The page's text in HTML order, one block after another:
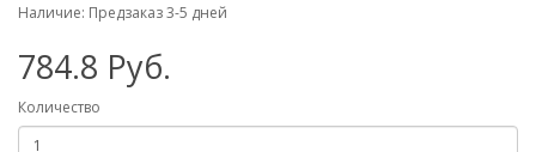
Наличие: Предзаказ 3-5 дней
784.8 Руб.
Количество